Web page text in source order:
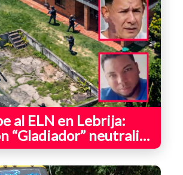
al ELN en Lebrija:
“Gladiador” neutralizó
señalado jefe
de finanzas